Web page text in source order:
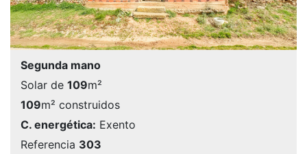
Segunda mano
Solar de 109m²
109m² construidos
C. energética: Exento
Referencia 303